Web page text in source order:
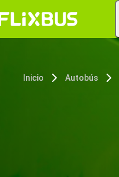
Inicio Autobús